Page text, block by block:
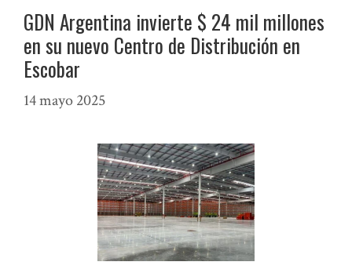
GDN Argentina invierte $ 24 mil millones
en su nuevo Centro de Distribución en
Escobar
14 mayo 2025